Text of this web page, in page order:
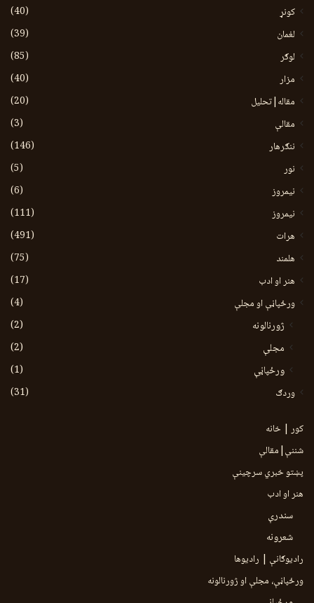
کونړ
(40)
لغمان
(39)
لوګر
(85)
مزار
(40)
مقاله|تحلیل
(20)
مقالې
(3)
ننګرهار
(146)
نور
(5)
نيمروز
(6)
نیمروز
(111)
هرات
(491)
هلمند
(75)
هنر او ادب
(17)
ورځپاڼې او مجلې
(4)
ژورنالونه
(2)
مجلې
(2)
ورځپاڼې
(1)
وردګ
(31)
کور | خانه
شننې|مقالې
پښتو خبري سرچينې
هنر او ادب
سندرې
شعرونه
رادیوګانې | رادیوها
ورځپاڼې، مجلې او ژورنالونه